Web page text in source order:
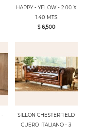
HAPPY - YELOW - 2.00 X
1.40 MTS
$ 6,500
-
SILLON CHESTERFIELD
CUERO ITALIANO - 3